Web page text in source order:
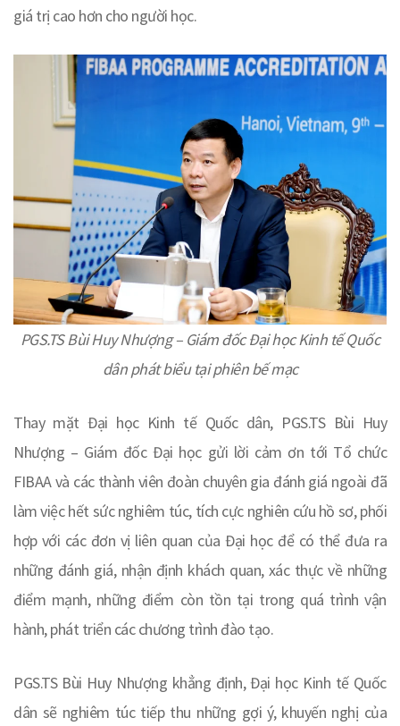
giá trị cao hơn cho người học.
PGS.TS Bùi Huy Nhượng – Giám đốc Đại học Kinh tế Quốc
dân phát biểu tại phiên bế mạc
Thay mặt Đại học Kinh tế Quốc dân, PGS.TS Bùi Huy
Nhượng – Giám đốc Đại học gửi lời cảm ơn tới Tổ chức
FIBAA và các thành viên đoàn chuyên gia đánh giá ngoài đã
làm việc hết sức nghiêm túc, tích cực nghiên cứu hồ sơ, phối
hợp với các đơn vị liên quan của Đại học để có thể đưa ra
những đánh giá, nhận định khách quan, xác thực về những
điểm mạnh, những điểm còn tồn tại trong quá trình vận
hành, phát triển các chương trình đào tạo.
PGS.TS Bùi Huy Nhượng khẳng định, Đại học Kinh tế Quốc
dân sẽ nghiêm túc tiếp thu những gợi ý, khuyến nghị của